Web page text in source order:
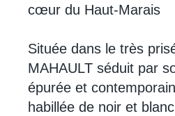
cœur du Haut-Marais
Située dans le très
MAHAULT séduit par
épurée et
habillée de noir et